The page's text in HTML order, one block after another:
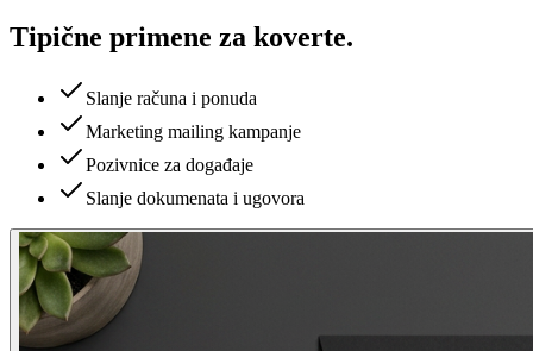
Tipične primene za koverte.
Slanje računa i ponuda
Marketing mailing kampanje
Pozivnice za događaje
Slanje dokumenata i ugovora